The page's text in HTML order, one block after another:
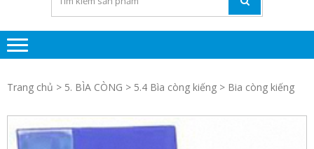
Trang chủ > 5. BÌA CÒNG > 5.4 Bìa còng kiếng > Bia còng kiếng